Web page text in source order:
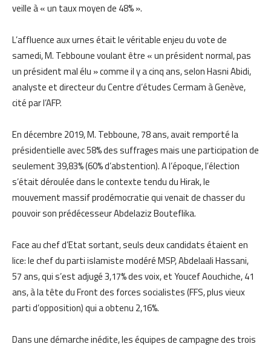
veille à « un taux moyen de 48% ».
L’affluence aux urnes était le véritable enjeu du vote de
samedi, M. Tebboune voulant être « un président normal, pas
un président mal élu » comme il y a cinq ans, selon Hasni Abidi,
analyste et directeur du Centre d’études Cermam à Genève,
cité par l’AFP.
En décembre 2019, M. Tebboune, 78 ans, avait remporté la
présidentielle avec 58% des suffrages mais une participation de
seulement 39,83% (60% d’abstention). A l’époque, l’élection
s’était déroulée dans le contexte tendu du Hirak, le
mouvement massif prodémocratie qui venait de chasser du
pouvoir son prédécesseur Abdelaziz Bouteflika.
Face au chef d’Etat sortant, seuls deux candidats étaient en
lice: le chef du parti islamiste modéré MSP, Abdelaali Hassani,
57 ans, qui s’est adjugé 3,17% des voix, et Youcef Aouchiche, 41
ans, à la tête du Front des forces socialistes (FFS, plus vieux
parti d’opposition) qui a obtenu 2,16%.
Dans une démarche inédite, les équipes de campagne des trois